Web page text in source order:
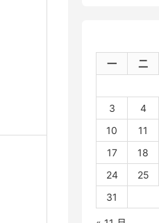
一
二
3
4
10
11
17
18
24
25
31